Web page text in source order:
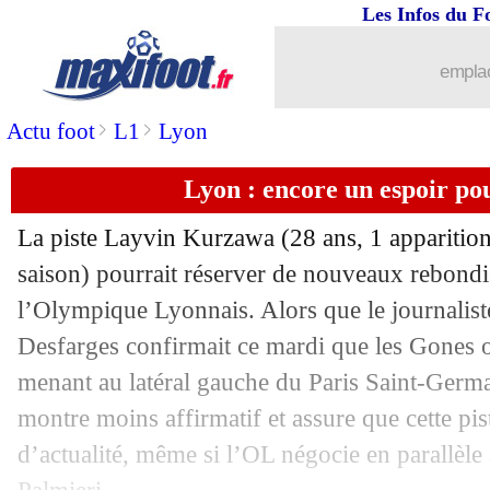
Actu foot> L1 > Lyon
Les Infos du
Lyon : encore un espoir
La piste Layvin Kurzawa (28 ans, 1
saison) pourrait réserver de nouveaux
l’Olympique Lyonnais. Alors que le
Desfarges confirmait ce mardi que les Gones
menant au latéral gauche du Paris Saint-
montre moins affirmatif et assure que cette
d’actualité, même si l’OL négocie en
Lyon: Bakayoko, une piste à oublier ?
18/08 Bordeaux
18/08 PSG: Ramos agace déjà en interne ?
18/08 Lyon : une offre de 6 M€ pour
18/08 Barça: Umtiti, coup de pression
18/08 Lille: un gardien enfin en approche ?
18/08 Lyon: Cornet recale Burnley
18/08 Inter: un intérêt pour Marcus